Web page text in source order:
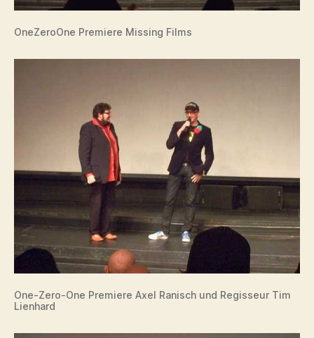
OneZeroOne Premiere Missing Films
One-Zero-One Premiere Axel Ranisch und Regisseur Tim
Lienhard